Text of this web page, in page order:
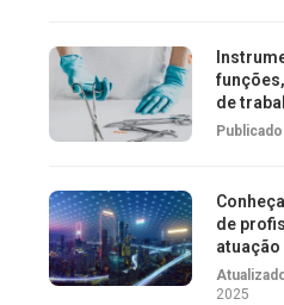
de
de
atuação
2025